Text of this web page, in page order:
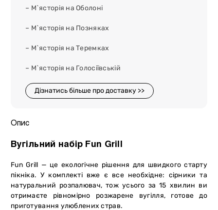
– М`ясторія на Оболоні
– М`ясторія на Позняках
– М`ясторія на Теремках
– М`ясторія на Голосіївській
Дізнатись більше про доставку >>
Опис
Вугільний набір Fun Grill
Fun Grill — це екологічне рішення для швидкого старту
пікніка. У комплекті вже є все необхідне: сірники та
натуральний розпалювач, тож усього за 15 хвилин ви
отримаєте рівномірно розжарене вугілля, готове до
приготування улюблених страв.